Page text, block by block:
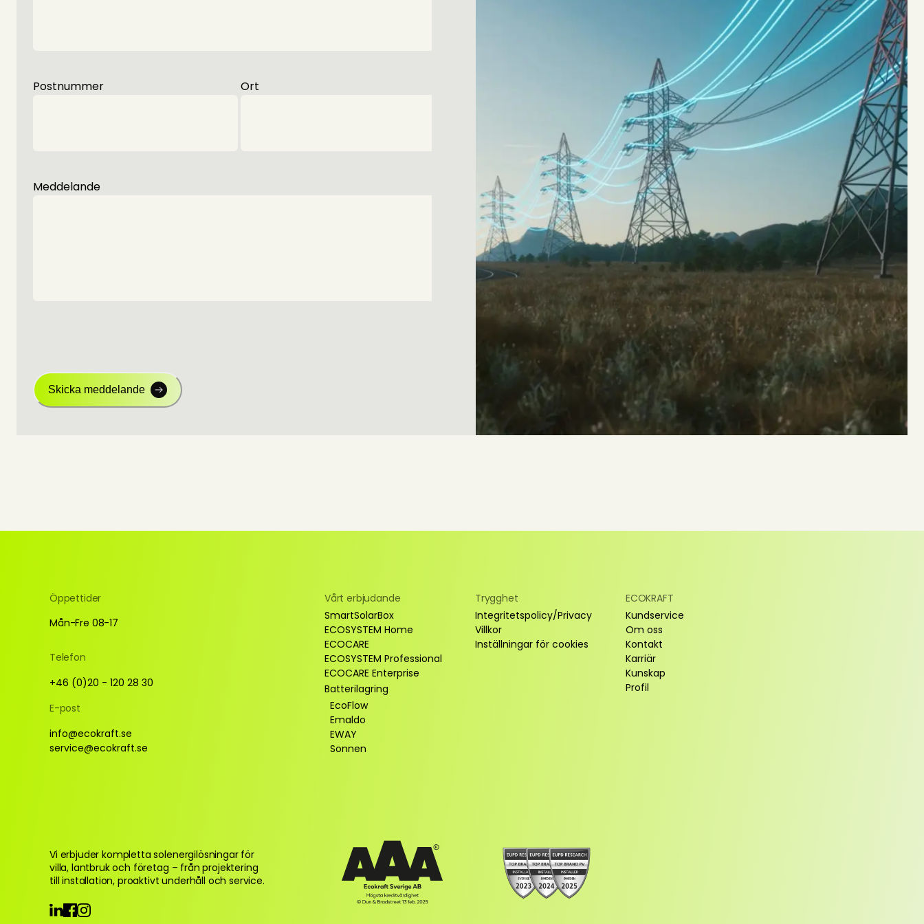
Postnummer Ort
Meddelande
Skicka meddelande
Öppettider
Mån-Fre 08-17
Telefon
+46 (0)20 - 120 28 30
E-post
info@ecokraft.se
service@ecokraft.se
Vårt erbjudande
SmartSolarBox
ECOSYSTEM Home
ECOCARE
ECOSYSTEM Professional
ECOCARE Enterprise
Batterilagring
EcoFlow
Emaldo
EWAY
Sonnen
Trygghet
Integritetspolicy/Privacy
Villkor
Inställningar för cookies
ECOKRAFT
Kundservice
Om oss
Kontakt
Karriär
Kunskap
Profil
Vi erbjuder kompletta solenergilösningar för
villa, lantbruk och företag – från projektering
till installation, proaktivt underhåll och service.